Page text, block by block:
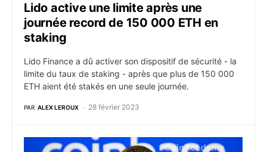
Lido active une limite après une
journée record de 150 000 ETH en
staking
Lido Finance a dû activer son dispositif de sécurité - la
limite du taux de staking - après que plus de 150 000
ETH aient été stakés en une seule journée.
PAR ALEX LEROUX 28 février 2023
Coinbase lance sa blockchain Base, un Layer 2